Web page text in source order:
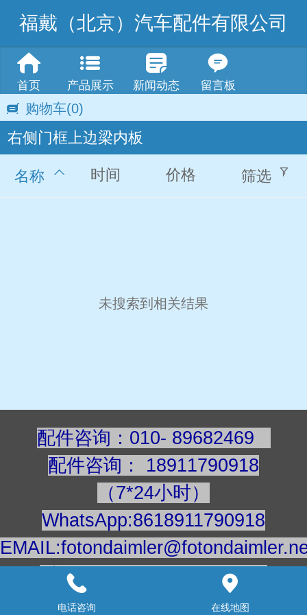
福戴（北京）汽车配件有限公司
首页 产品展示 新闻动态 留言板
购物车(0)
右侧门框上边梁内板
名称 时间 价格 筛选
未搜索到相关结果
配件咨询：010- 89682469
配件咨询 ： 18911790918
（7*24小时）
WhatsApp:8618911790918
手机/微信：18911790918
建议用电脑浏览更清楚
电话咨询 在线地图